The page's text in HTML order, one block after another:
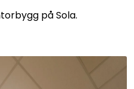
på Sola.